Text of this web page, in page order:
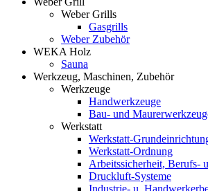
Weber Grills
Gasgrills
Weber Zubehör
WEKA Holz
Sauna
Werkzeug, Maschinen, Zubehör
Werkzeuge
Handwerkzeuge
Bau- und
Werkstatt
Werkstatt-
Werkstatt-Ordnung
Arbeitssicherheit, Berufs-
Druckluft-Systeme
Industrie- u.